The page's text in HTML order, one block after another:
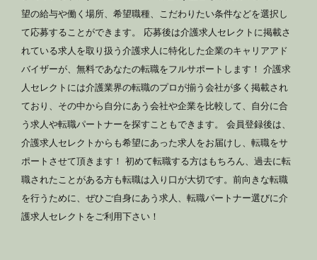
望の給与や働く場所、希望職種、こだわりたい条件などを選択し
て応募することができます。 応募後は介護求人セレクトに掲載さ
れている求人を取り扱う介護求人に特化した企業のキャリアアド
バイザーが、無料であなたの転職をフルサポートします！ 介護求
人セレクトには介護業界の転職のプロが揃う会社が多く掲載され
ており、その中から自分にあう会社や企業を比較して、自分に合
う求人や転職パートナーを探すこともできます。 会員登録後は、
介護求人セレクトからも希望にあった求人をお届けし、転職をサ
ポートさせて頂きます！ 初めて転職する方はもちろん、過去に転
職されたことがある方も転職は入り口が大切です。前向きな転職
を行うために、ぜひご自身にあう求人、転職パートナー選びに介
護求人セレクトをご利用下さい！